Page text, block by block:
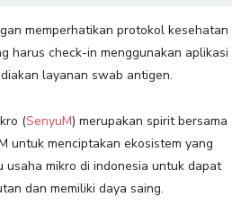
memperhatikan protokol kesehatan
harus check-in menggunakan aplikasi
layanan swab antigen.
(SenyuM) merupakan spirit bersama
untuk menciptakan ekosistem yang
usaha mikro di indonesia untuk dapat
dan memiliki daya saing.